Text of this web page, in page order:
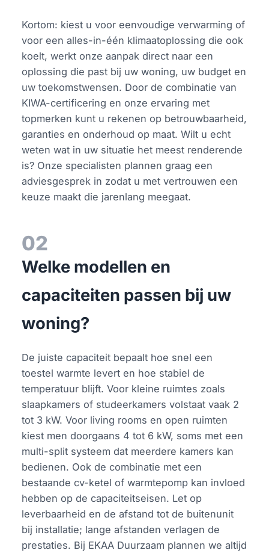
Kortom: kiest u voor eenvoudige verwarming of
voor een alles-in-één klimaatoplossing die ook
koelt, werkt onze aanpak direct naar een
oplossing die past bij uw woning, uw budget en
uw toekomstwensen. Door de combinatie van
KIWA-certificering en onze ervaring met
topmerken kunt u rekenen op betrouwbaarheid,
garanties en onderhoud op maat. Wilt u echt
weten wat in uw situatie het meest renderende
is? Onze specialisten plannen graag een
adviesgesprek in zodat u met vertrouwen een
keuze maakt die jarenlang meegaat.
02
Welke modellen en
capaciteiten passen bij uw
woning?
De juiste capaciteit bepaalt hoe snel een
toestel warmte levert en hoe stabiel de
temperatuur blijft. Voor kleine ruimtes zoals
slaapkamers of studeerkamers volstaat vaak 2
tot 3 kW. Voor living rooms en open ruimten
kiest men doorgaans 4 tot 6 kW, soms met een
multi-split systeem dat meerdere kamers kan
bedienen. Ook de combinatie met een
bestaande cv-ketel of warmtepomp kan invloed
hebben op de capaciteitseisen. Let op
leverbaarheid en de afstand tot de buitenunit
bij installatie; lange afstanden verlagen de
prestaties. Bij EKAA Duurzaam plannen we altijd